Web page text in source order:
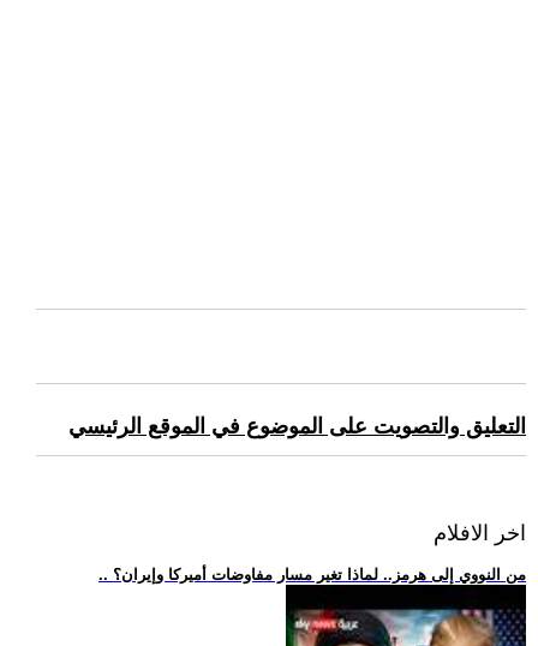
التعليق والتصويت على الموضوع في الموقع الرئيسي
اخر الافلام
.. من النووي إلى هرمز.. لماذا تغير مسار مفاوضات أميركا وإيران؟